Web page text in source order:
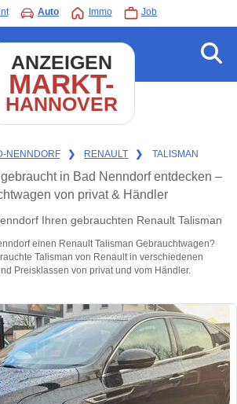
Auto Immo Job
ANZEIGEN
MARKT-
HANNOVER
NENNDORF ❯ RENAULT ❯ TALISMAN
in Bad Nenndorf entdecken –
von privat & Händler
Ihren gebrauchten Renault Talisman
einen Renault Talisman Gebrauchtwagen?
Talisman von Renault in verschiedenen
Preisklassen von privat und vom Händler.